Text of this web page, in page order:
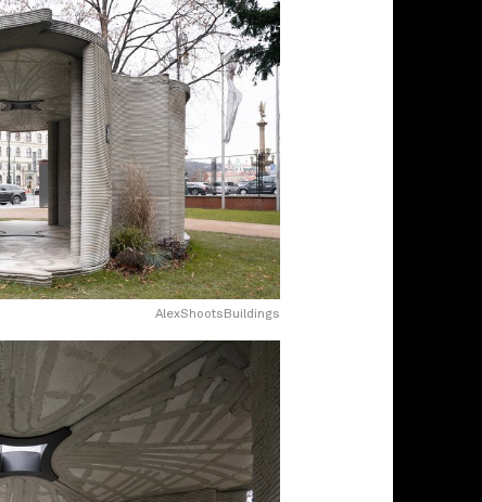
AlexShootsBuildings